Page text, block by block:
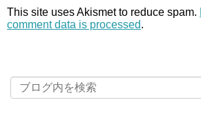
This site uses Akismet to reduce spam.
comment data is processed.